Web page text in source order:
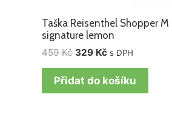
Taška Reisenthel Shopper M
signature lemon
459Kč 329 Kč s DPH
Přidat do košíku